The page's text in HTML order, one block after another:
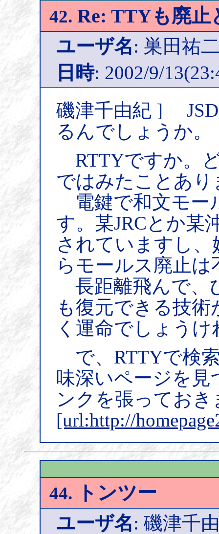
42. Re: TTYも廃止
ユーザ名: 巣田祐
日時: 2002/9/
磯津千由紀 ]
るんでしょうか。
RTTYですか。
ではみたことあり
電鍵で和文モー
す。某JRCとか某
されていますし
らモールス廃止
長距離飛んで、
も復元できる技
く運命でしょうけ
で、RTTYで検
味深いページを
ンクを張っておき
[url:http://
44. トンツー
ユーザ名: 磯津千